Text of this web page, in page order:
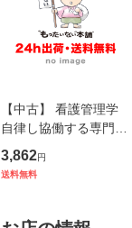
【中古】 看護管理学
自律し協働する専門職
の看護マネジメントス
キル 改訂第3版 (看護
堂 [単行
3,862円
送料無料